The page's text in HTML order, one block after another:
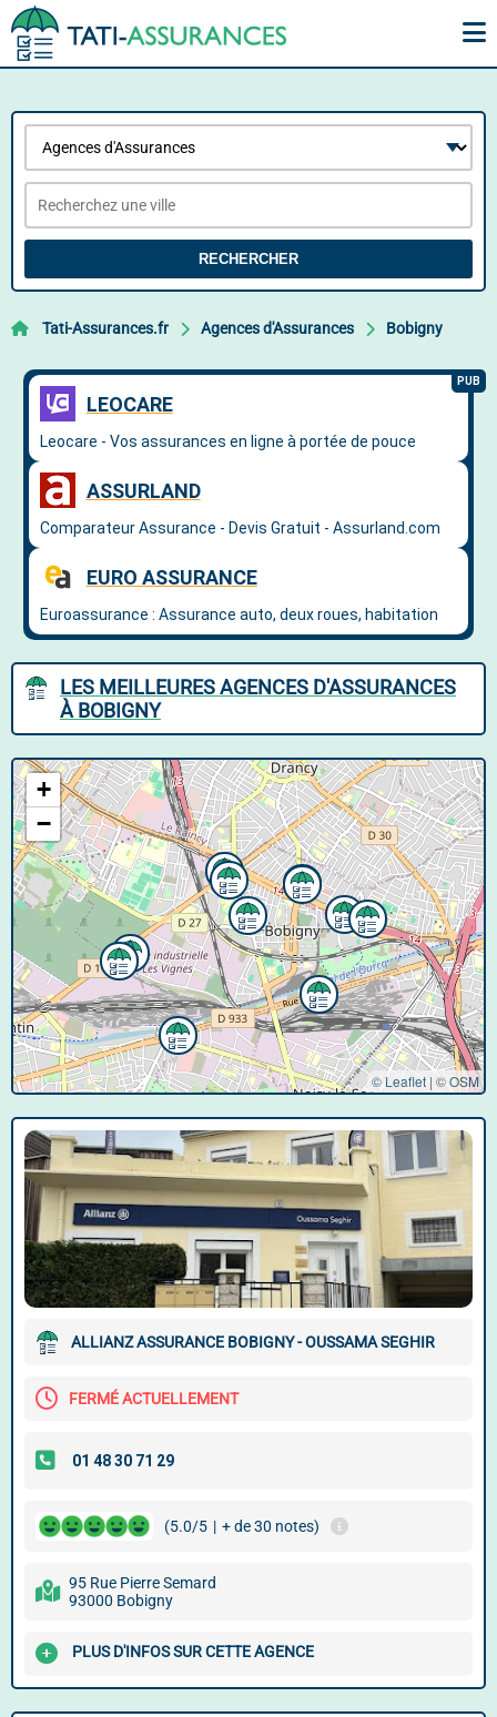
RECHERCHER
Tati-Assurances.fr Agences d'Assurances Bobigny
LES MEILLEURES AGENCES D'ASSURANCES
À BOBIGNY
+
−
© Leaflet | ©OSM
ALLIANZ ASSURANCE BOBIGNY - OUSSAMA SEGHIR
FERMÉ ACTUELLEMENT
(5.0/5 | + de 30 notes)
95 Rue Pierre Semard
93000 Bobigny
PLUS D'INFOS SUR CETTE AGENCE